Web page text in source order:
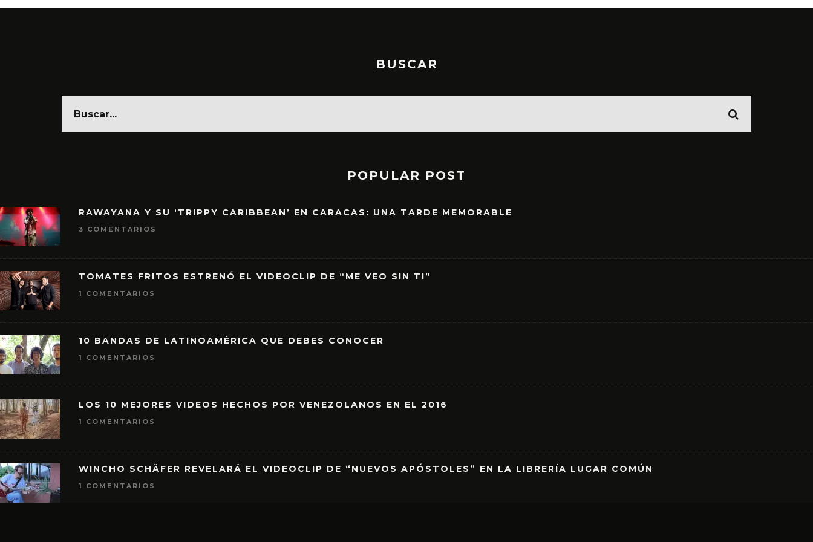
BUSCAR
POPULAR POST
RAWAYANA Y SU ‘TRIPPY CARIBBEAN’ EN CARACAS: UNA TARDE MEMORABLE
3 COMENTARIOS
TOMATES FRITOS ESTRENÓ EL VIDEOCLIP DE “ME VEO SIN TI”
1 COMENTARIOS
10 BANDAS DE LATINOAMÉRICA QUE DEBES CONOCER
1 COMENTARIOS
LOS 10 MEJORES VIDEOS HECHOS POR VENEZOLANOS EN EL 2016
1 COMENTARIOS
WINCHO SCHÄFER REVELARÁ EL VIDEOCLIP DE “NUEVOS APÓSTOLES” EN LA LIBRERÍA LUGAR COMÚN
1 COMENTARIOS